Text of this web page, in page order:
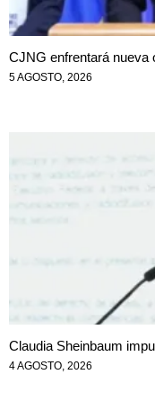
CJNG enfrentará nueva
5 AGOSTO, 2026
Claudia Sheinbaum
4 AGOSTO, 2026